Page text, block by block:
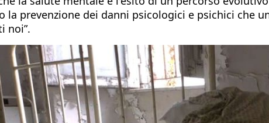
la prevenzione dei danni psicologici e psichici che
noi”.